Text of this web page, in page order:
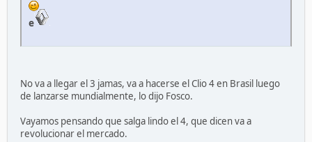
e
No va a llegar el 3 jamas, va a hacerse el Clio 4 en Brasil luego
de lanzarse mundialmente, lo dijo Fosco.
Vayamos pensando que salga lindo el 4, que dicen va a
revolucionar el mercado.